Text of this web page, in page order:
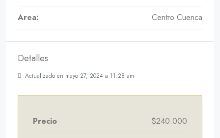
Area: Centro Cuenca
Detalles
Actualizado en mayo 27, 2024 a 11:28 am
Precio $240.000